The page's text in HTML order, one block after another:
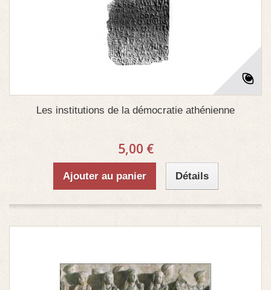
Les institutions de la démocratie athénienne
5,00 €
Ajouter au panier Détails